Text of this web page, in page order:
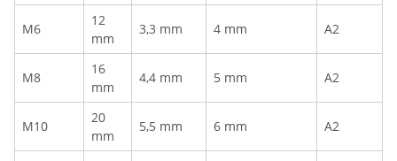
M6
12
mm
3,3 mm 4 mm A2
M8
16
mm
4,4 mm 5 mm A2
M10
20
mm
5,5 mm 6 mm A2